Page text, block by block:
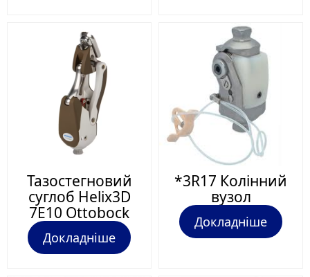
Тазостегновий
суглоб Helix3D
7E10 Ottobock
Докладніше
*3R17 Колінний
вузол
Докладніше